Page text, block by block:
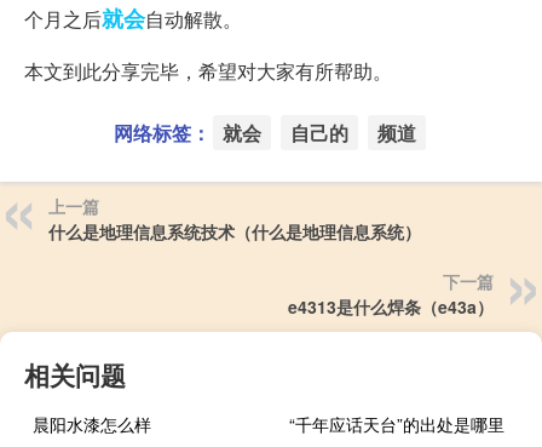
个月之后就会自动解散。
本文到此分享完毕，希望对大家有所帮助。
网络标签： 就会 自己的 频道
上一篇
什么是地理信息系统技术（什么是地理信息系统）
下一篇
e4313是什么焊条（e43a）
相关问题
晨阳水漆怎么样
“千年应话天台”的出处是哪里